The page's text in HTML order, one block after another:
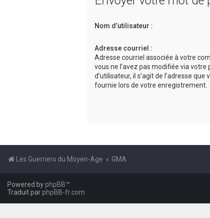
Nom d’utilisateur :
Adresse courriel :
Adresse courriel associée à votre
vous ne l’avez pas modifiée via votre
d’utilisateur, il s’agit de l’adresse que
fournie lors de votre enregistrement.
Les Guerriers du Moyen-Age GMA
Powered byphpBB™
Traduit parphpBB-fr.com